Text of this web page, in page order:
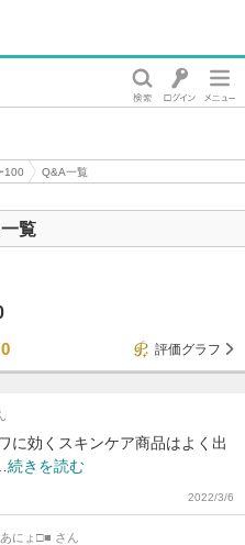
100
Q&A一覧
覧
0
評価グラフ
に効くスキンケア商品はよく出
続きを読む
2022/3/6
にょ□■ さん